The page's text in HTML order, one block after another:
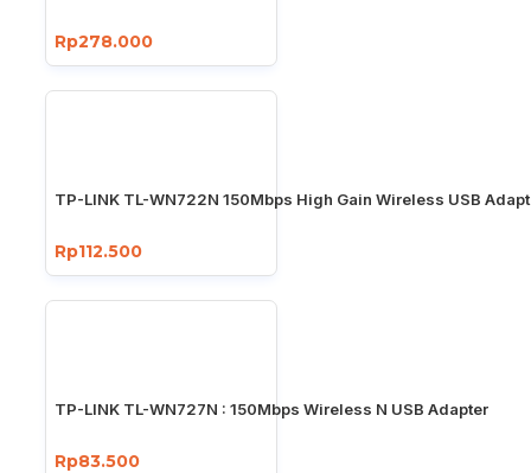
Rp278.000
TP-LINK TL-WN722N 150Mbps High Gain Wireless USB
Rp112.500
TP-LINK TL-WN727N : 150Mbps Wireless N USB Adapter
Rp83.500